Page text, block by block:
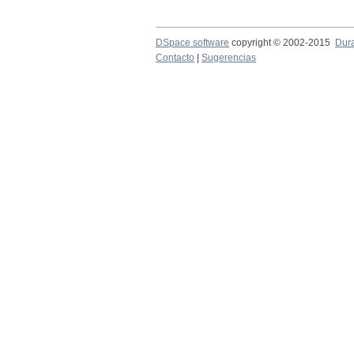
DSpace software copyright © 2002-2015
Contacto
Sugerencias